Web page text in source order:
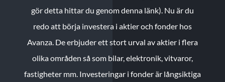
gör detta hittar du genom denna länk). Nu är du
redo att börja investera i aktier och fonder hos
Avanza. De erbjuder ett stort urval av aktier i flera
olika områden så som bilar, elektronik, vitvaror,
fastigheter mm. Investeringar i fonder är långsiktiga